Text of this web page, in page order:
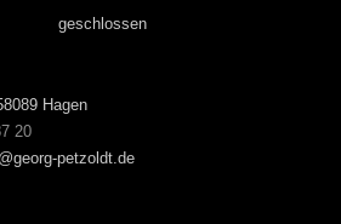
geschlossen
Hagen
20
petzoldt.de